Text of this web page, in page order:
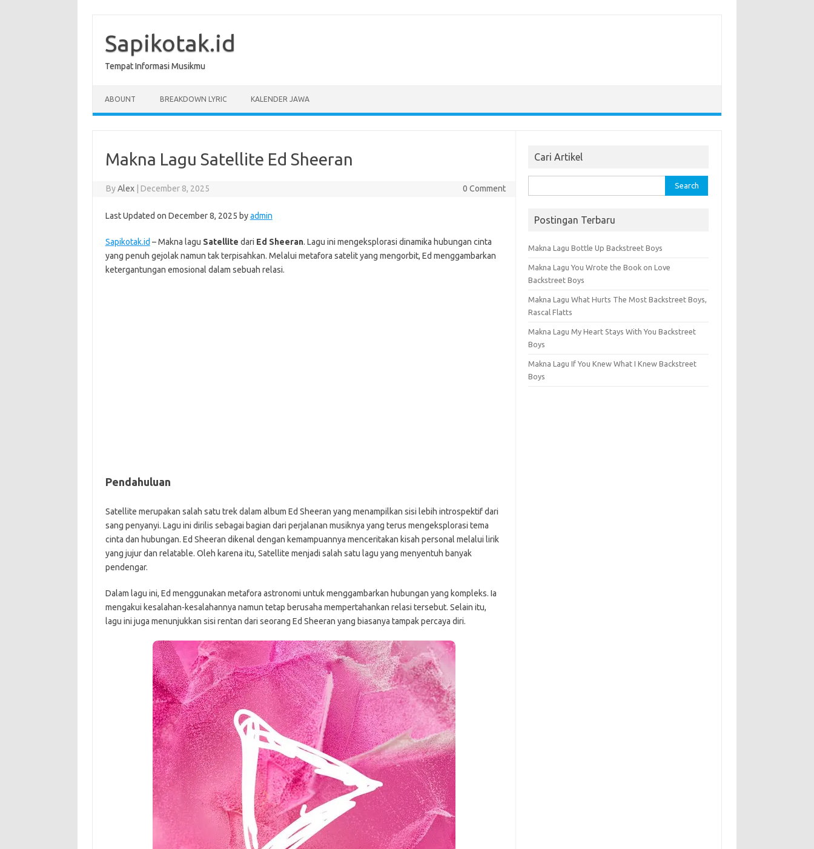
contentSapikotak.id
Tempat Informasi Musikmu
ABOUNT BREAKDOWN LYRIC KALENDER JAWA
Makna Lagu Satellite Ed Sheeran
ByAlex December 8, 2025 0 Comment
Last Updated on December 8, 2025 byadmin
Sapikotak.id – Makna lagu Satellite dari Ed Sheeran. Lagu ini mengeksplorasi dinamika hubungan cinta
yang penuh gejolak namun tak terpisahkan. Melalui metafora satelit yang mengorbit, Ed menggambarkan
ketergantungan emosional dalam sebuah relasi.
Pendahuluan
Satellite merupakan salah satu trek dalam album Ed Sheeran yang menampilkan sisi lebih introspektif dari
sang penyanyi. Lagu ini dirilis sebagai bagian dari perjalanan musiknya yang terus mengeksplorasi tema
cinta dan hubungan. Ed Sheeran dikenal dengan kemampuannya menceritakan kisah personal melalui lirik
yang jujur dan relatable. Oleh karena itu, Satellite menjadi salah satu lagu yang menyentuh banyak
pendengar.
Dalam lagu ini, Ed menggunakan metafora astronomi untuk menggambarkan hubungan yang kompleks. Ia
mengakui kesalahan-kesalahannya namun tetap berusaha mempertahankan relasi tersebut. Selain itu,
lagu ini juga menunjukkan sisi rentan dari seorang Ed Sheeran yang biasanya tampak percaya diri.
Cari Artikel
for:
Postingan Terbaru
Makna Lagu Bottle Up Backstreet Boys
Makna Lagu You Wrote the Book on Love
Backstreet Boys
Makna Lagu What Hurts The Most Backstreet Boys,
Rascal Flatts
Makna Lagu My Heart Stays With You Backstreet
Boys
Makna Lagu If You Knew What I Knew Backstreet
Boys